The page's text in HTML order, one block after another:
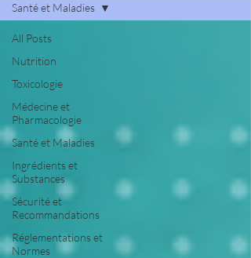
All Posts
Nutrition
Toxicologie
Médecine et
Pharmacologie
Santé et Maladies
Ingrédients et
Substances
Sécurité et
Recommandations
Réglementations et
Normes
Santé et Maladies